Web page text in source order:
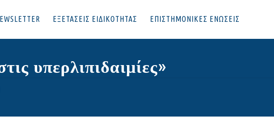
ΕΞΕΤΑΣΕΙΣ ΕΙΔΙΚΟΤΗΤΑΣ ΕΠΙΣΤΗΜΟΝΙΚΕΣ ΕΝΩΣΕΙΣ
υπερλιπιδαιμίες»